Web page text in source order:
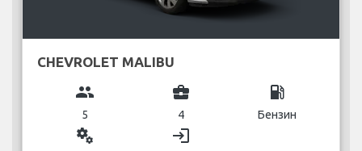
CHEVROLET MALIBU
group
5
business_center
4
local_gas_station
Бензин
miscellaneous_services login